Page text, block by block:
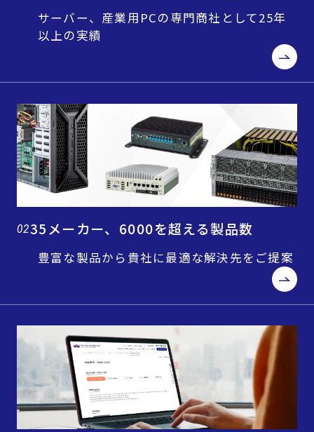
サーバー、産業用PCの専門商社として25年
以上の実績
0235メーカー、6000を超える製品数
豊富な製品から貴社に最適な解決先をご提案